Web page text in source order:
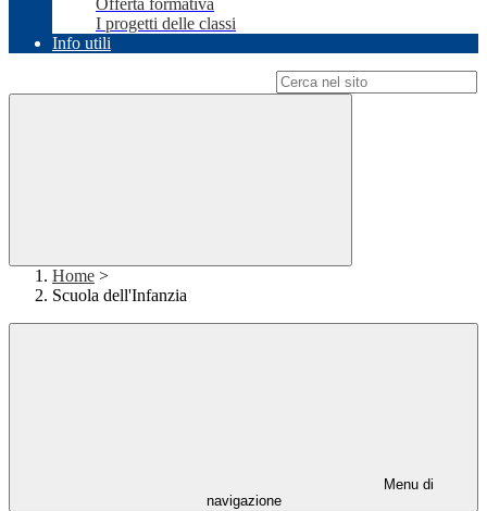
Offerta formativa
I progetti delle classi
Info utili
Home >
Scuola dell'Infanzia
Menu di
navigazione